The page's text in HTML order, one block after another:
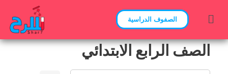
الصفوف الدراسية
الصف الرابع الابتدائي